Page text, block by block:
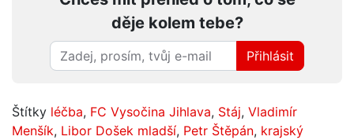
děje kolem tebe?
Přihlásit
Štítky léčba, FC Vysočina Jihlava, Stáj, Vladimír
Menšík, Libor Došek mladší, Petr Štěpán, krajský